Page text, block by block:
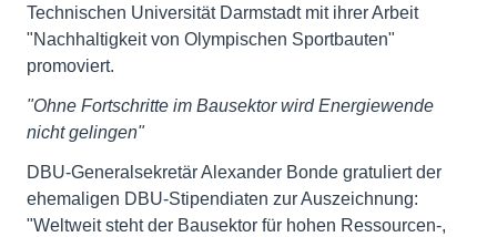
Technischen Universität Darmstadt mit ihrer Arbeit
"Nachhaltigkeit von Olympischen Sportbauten"
promoviert.
"Ohne Fortschritte im Bausektor wird Energiewende
nicht gelingen"
DBU-Generalsekretär Alexander Bonde gratuliert der
ehemaligen DBU-Stipendiaten zur Auszeichnung:
"Weltweit steht der Bausektor für hohen Ressourcen-,